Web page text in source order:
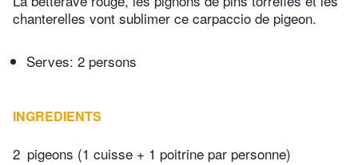
chanterelles vont sublimer ce carpaccio de pigeon.
Serves: 2 persons
INGREDIENTS
2 pigeons (1 cuisse + 1 poitrine par personne)